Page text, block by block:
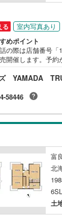
る 室内写真あり
めポイント
の際は店舗番号
開催します。予
床フロアタイル上
レ、洗面台、キッ
校:徒歩13分（
川緑が丘店:徒歩
■ツルハ 調剤薬局
ズ YAMADA
58446
富
北
土
(1
)
(0)
町(1)
町(0)
な町(0)
内町(0)
が始発駅
建ち方、日当たり
上（8）
7 ）
イニング15畳
チン（0）
契約、入居関連